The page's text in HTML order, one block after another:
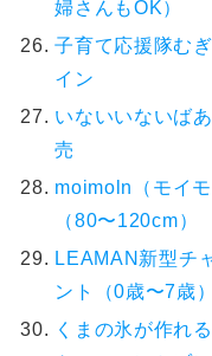
婦さんもOK）
子育て応援隊む
イン
いないいないば
売
moimoln（モイ
（80〜120cm）
LEAMAN新型チ
ント（0歳〜7歳）
くまの氷が作れ